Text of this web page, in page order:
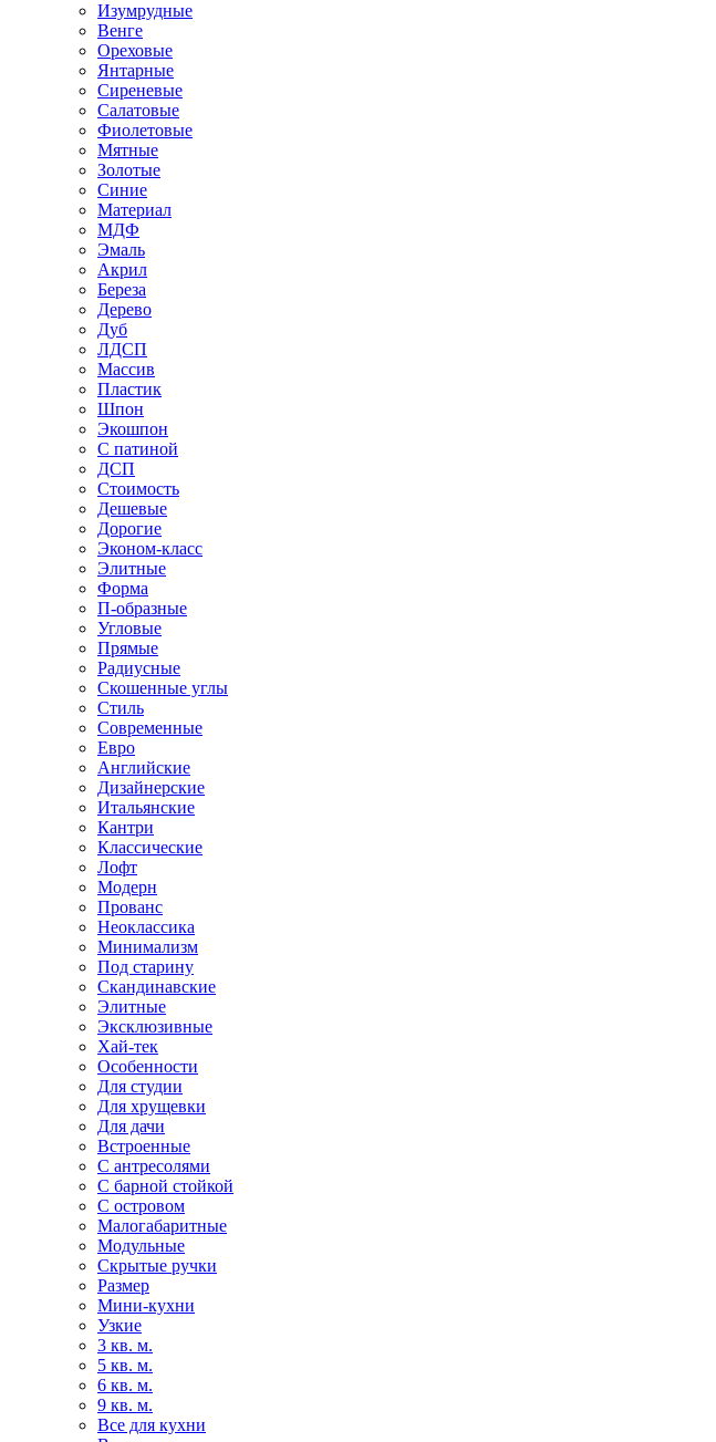
Изумрудные
Венге
Ореховые
Янтарные
Сиреневые
Салатовые
Фиолетовые
Мятные
Золотые
Синие
Материал
МДФ
Эмаль
Акрил
Береза
Дерево
Дуб
ЛДСП
Массив
Пластик
Шпон
Экошпон
С патиной
ДСП
Стоимость
Дешевые
Дорогие
Эконом-класс
Элитные
Форма
П-образные
Угловые
Прямые
Радиусные
Скошенные углы
Стиль
Современные
Евро
Английские
Дизайнерские
Итальянские
Кантри
Классические
Лофт
Модерн
Прованс
Неоклассика
Минимализм
Под старину
Скандинавские
Элитные
Эксклюзивные
Хай-тек
Особенности
Для студии
Для хрущевки
Для дачи
Встроенные
С антресолями
С барной стойкой
С островом
Малогабаритные
Модульные
Скрытые ручки
Размер
Мини-кухни
Узкие
3 кв. м.
5 кв. м.
6 кв. м.
9 кв. м.
Все для кухни